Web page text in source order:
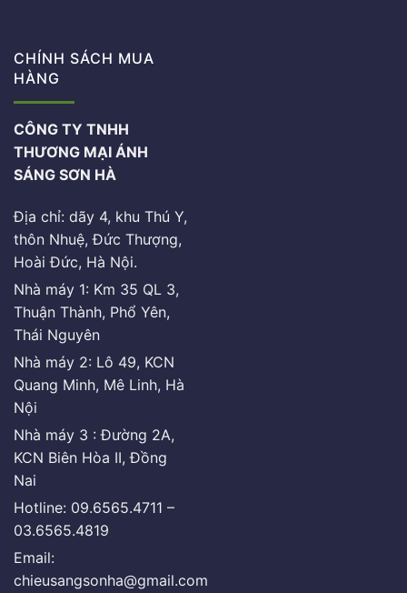
CHÍNH SÁCH MUA
HÀNG
CÔNG TY TNHH
THƯƠNG MẠI ÁNH
SÁNG SƠN HÀ
Địa chỉ: dãy 4, khu Thú Y,
thôn Nhuệ, Đức Thượng,
Hoài Đức, Hà Nội.
Nhà máy 1: Km 35 QL 3,
Thuận Thành, Phổ Yên,
Thái Nguyên
Nhà máy 2: Lô 49, KCN
Quang Minh, Mê Linh, Hà
Nội
Nhà máy 3 : Đường 2A,
KCN Biên Hòa II, Đồng
Nai
Hotline: 09.6565.4711 –
03.6565.4819
Email:
chieusangsonha@gmail.com